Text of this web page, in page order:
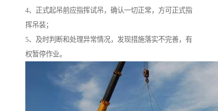
4、正式起吊前应指挥试吊，确认一切正常，方可正式指
挥吊装；
5、及时判断和处理异常情况，发现措施落实不完善，有
权暂停作业。